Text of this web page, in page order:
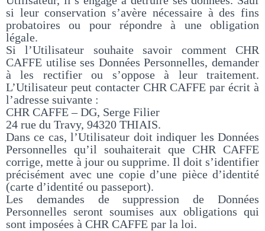
si leur conservation s’avère nécessaire à des fins
probatoires ou pour répondre à une obligation
légale.
Si l’Utilisateur souhaite savoir comment CHR
CAFFE utilise ses Données Personnelles, demander
à les rectifier ou s’oppose à leur traitement.
L’Utilisateur peut contacter CHR CAFFE par écrit à
l’adresse suivante :
CHR CAFFE – DG, Serge Filier
24 rue du Travy, 94320 THIAIS.
Dans ce cas, l’Utilisateur doit indiquer les Données
Personnelles qu’il souhaiterait que CHR CAFFE
corrige, mette à jour ou supprime. Il doit s’identifier
précisément avec une copie d’une pièce d’identité
(carte d’identité ou passeport).
Les demandes de suppression de Données
Personnelles seront soumises aux obligations qui
sont imposées à CHR CAFFE par la loi.